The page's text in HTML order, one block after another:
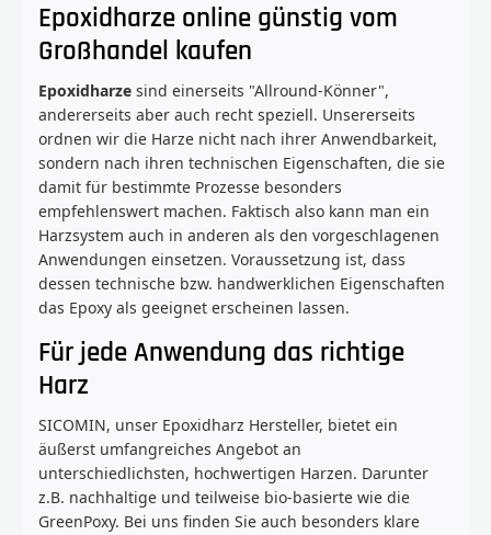
Epoxidharze online günstig vom
Großhandel kaufen
Epoxidharze sind einerseits "Allround-Könner",
andererseits aber auch recht speziell. Unsererseits
ordnen wir die Harze nicht nach ihrer Anwendbarkeit,
sondern nach ihren technischen Eigenschaften, die sie
damit für bestimmte Prozesse besonders
empfehlenswert machen. Faktisch also kann man ein
Harzsystem auch in anderen als den vorgeschlagenen
Anwendungen einsetzen. Voraussetzung ist, dass
dessen technische bzw. handwerklichen Eigenschaften
das Epoxy als geeignet erscheinen lassen.
Für jede Anwendung das richtige
Harz
SICOMIN, unser Epoxidharz Hersteller, bietet ein
äußerst umfangreiches Angebot an
unterschiedlichsten, hochwertigen Harzen. Darunter
z.B. nachhaltige und teilweise bio-basierte wie die
GreenPoxy. Bei uns finden Sie auch besonders klare